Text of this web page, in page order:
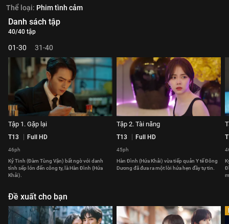
Thể loại: Phim tình cảm
Danh sách tập
40/40 tập
01-30 31-40
Tập 1. Gặp lại
T13 Full HD
46ph
Kỷ Tinh (Đàm Tùng Vận) bất ngờ với danh
tính sếp lớn đến công ty, là Hàn Đình (Hứa
Khải).
Tập 2. Tài năng
T13 Full HD
45ph
Hàn Đình (Hứa Khải) vừa tiếp quản Y tế Đông
Dương đã đưa ra một lời hứa hẹn đầy tự tin.
Đề xuất cho bạn